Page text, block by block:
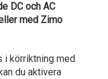
DC och AC
med Zimo
i körriktning med
du aktivera